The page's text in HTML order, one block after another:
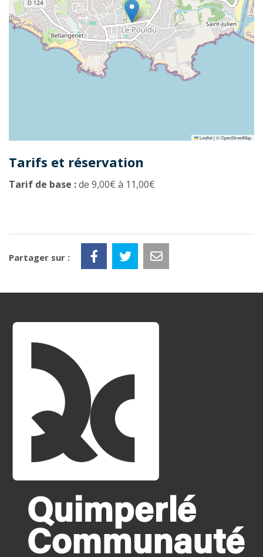
Leaflet|©OpenStreetMap
Tarifs et réservation
Tarif de base :de 9,00€ à 11,00€
Partager sur :